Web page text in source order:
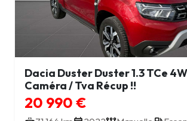
Dacia Duster Duster 1.3 TCe
Caméra / Tva Récup !!
20 990 €